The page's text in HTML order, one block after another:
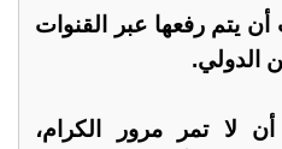
يتم رفعها عبر القنوات
الدولي.
لا تمر مرور الكرام،